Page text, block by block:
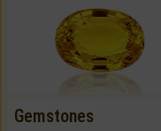
Gemstones